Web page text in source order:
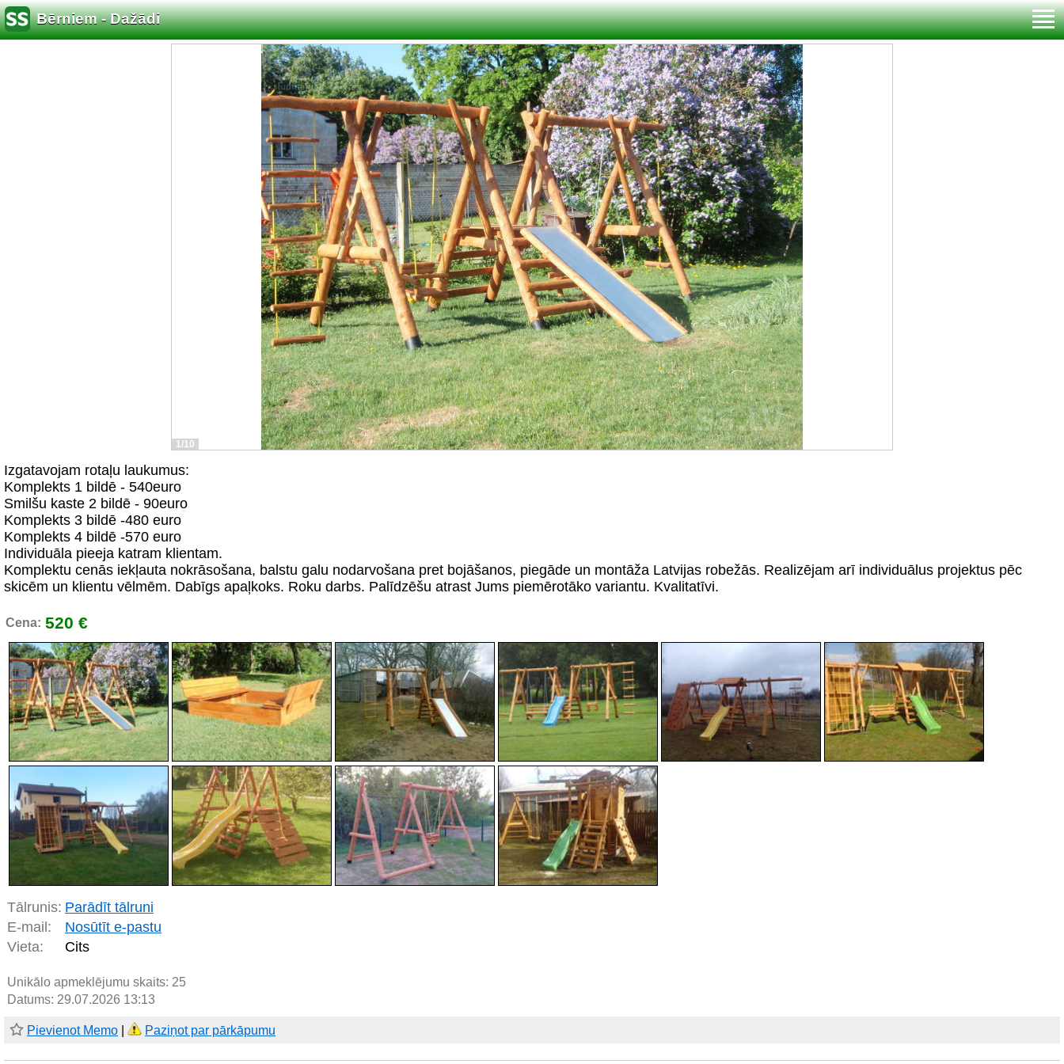
Bērniem - Dažādi
1/10
Izgatavojam rotaļu laukumus:
Komplekts 1 bildē - 540euro
Smilšu kaste 2 bildē - 90euro
Komplekts 3 bildē -480 euro
Komplekts 4 bildē -570 euro
Individuāla pieeja katram klientam.
Komplektu cenās iekļauta nokrāsošana, balstu galu nodarvošana pret bojāšanos, piegāde un montāža Latvijas robežās. Realizējam arī individuālus projektus pēc
skicēm un klientu vēlmēm. Dabīgs apaļkoks. Roku darbs. Palīdzēšu atrast Jums piemērotāko variantu. Kvalitatīvi.
Cena: 520 €
Tālrunis: Parādīt tālruni
E-mail:
Nosūtīt e-pastu
Vieta:
Cits
Unikālo apmeklējumu skaits: 25
Datums: 29.07.2026 13:13
Pievienot Memo Paziņot par pārkāpumu